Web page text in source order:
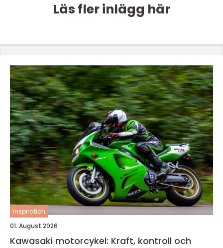
Läs fler inlägg här
inspiration
01. August 2026
Kawasaki motorcykel: Kraft, kontroll och